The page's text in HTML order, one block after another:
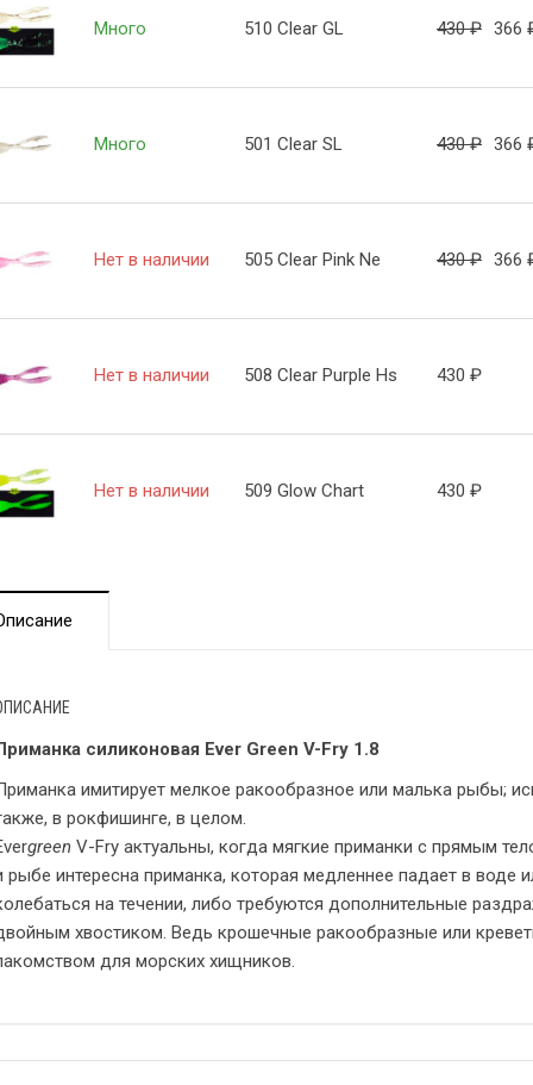
Много 510 Clear GL 430₽ 366
Много 501 Clear SL 430₽ 366
Нет в наличии 505 Clear Pink Ne 430₽ 366
Нет в наличии 508 Clear Purple Hs 430 ₽
Нет в наличии 509 Glow Chart 430 ₽
силиконовая Ever Green V-Fry 1.8
имитирует мелкое ракообразное или малька рыбы;
в рокфишинге, в целом.
green V-Fry актуальны, когда мягкие приманки с прямым
рыбе интересна приманка, которая медленнее падает в воде
на течении, либо требуются дополнительные
хвостиком. Ведь крошечные ракообразные или
для морских хищников.